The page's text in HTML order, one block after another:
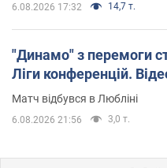
6.08.2026 17:32 14,7 т.
"Динамо" з перемоги
Ліги конференцій.
Матч відбувся в Любліні
6.08.2026 21:56 3,0 т.